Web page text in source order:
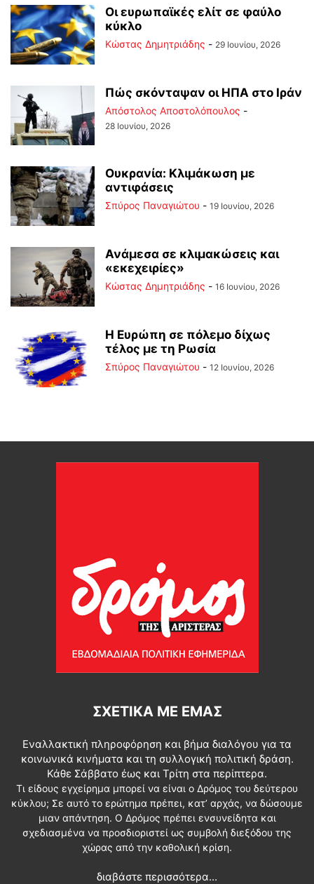
Οι ευρωπαϊκές ελίτ σε φαύλο
κύκλο
Kώστας Δημητριάδης - 29 Ιουνίου, 2026
Πώς σκόνταψαν οι ΗΠΑ στο Ιράν
Απόστολος Αποστολόπουλος -
28 Ιουνίου, 2026
Ουκρανία: Κλιμάκωση με
αντιφάσεις
Σπύρος Παναγιώτου - 19 Ιουνίου, 2026
Ανάμεσα σε κλιμακώσεις και
«εκεχειρίες»
Kώστας Δημητριάδης - 16 Ιουνίου, 2026
Η Ευρώπη σε πόλεμο δίχως
τέλος με τη Ρωσία
Σπύρος Παναγιώτου - 12 Ιουνίου, 2026
ΣΧΕΤΙΚΆ ΜΕ ΕΜΆΣ
Εναλλακτική πληροφόρηση και βήμα διαλόγου για τα
κοινωνικά κινήματα και τη συλλογική πολιτική δράση.
Κάθε Σάββατο έως και Τρίτη στα περίπτερα.
Τι είδους εγχείρημα μπορεί να είναι ο Δρόμος του δεύτερου
κύκλου; Σε αυτό το ερώτημα πρέπει, κατ’ αρχάς, να δώσουμε
μιαν απάντηση. Ο Δρόμος πρέπει ενσυνείδητα και
σχεδιασμένα να προσδιοριστεί ως συμβολή διεξόδου της
χώρας από την καθολική κρίση.
διαβάστε περισσότερα...